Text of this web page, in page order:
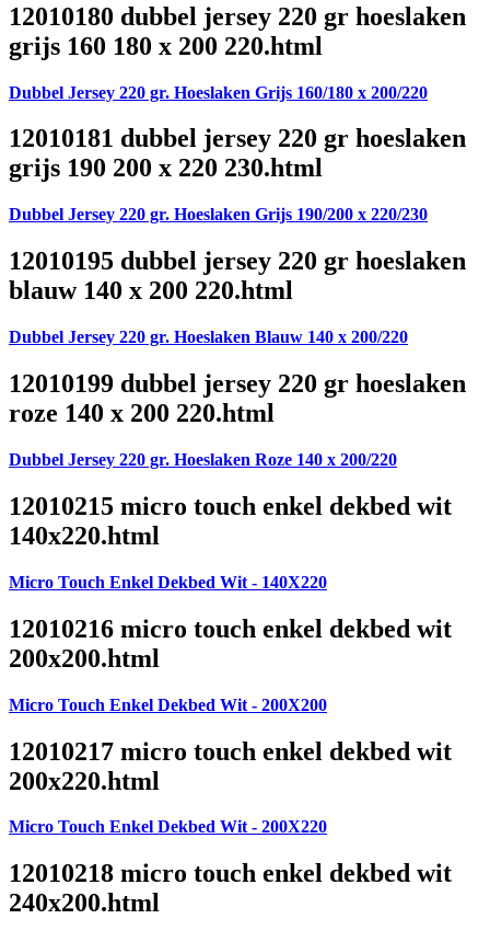
12010180 dubbel jersey 220 gr hoeslaken
grijs 160 180 x 200 220.html
Dubbel Jersey 220 gr. Hoeslaken Grijs 160/180 x 200/220
12010181 dubbel jersey 220 gr hoeslaken
grijs 190 200 x 220 230.html
Dubbel Jersey 220 gr. Hoeslaken Grijs 190/200 x 220/230
12010195 dubbel jersey 220 gr hoeslaken
blauw 140 x 200 220.html
Dubbel Jersey 220 gr. Hoeslaken Blauw 140 x 200/220
12010199 dubbel jersey 220 gr hoeslaken
roze 140 x 200 220.html
Dubbel Jersey 220 gr. Hoeslaken Roze 140 x 200/220
12010215 micro touch enkel dekbed wit
140x220.html
Micro Touch Enkel Dekbed Wit - 140X220
12010216 micro touch enkel dekbed wit
200x200.html
Micro Touch Enkel Dekbed Wit - 200X200
12010217 micro touch enkel dekbed wit
200x220.html
Micro Touch Enkel Dekbed Wit - 200X220
12010218 micro touch enkel dekbed wit
240x200.html